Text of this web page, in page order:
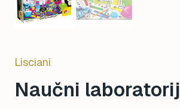
Lisciani
Naučni laboratorij